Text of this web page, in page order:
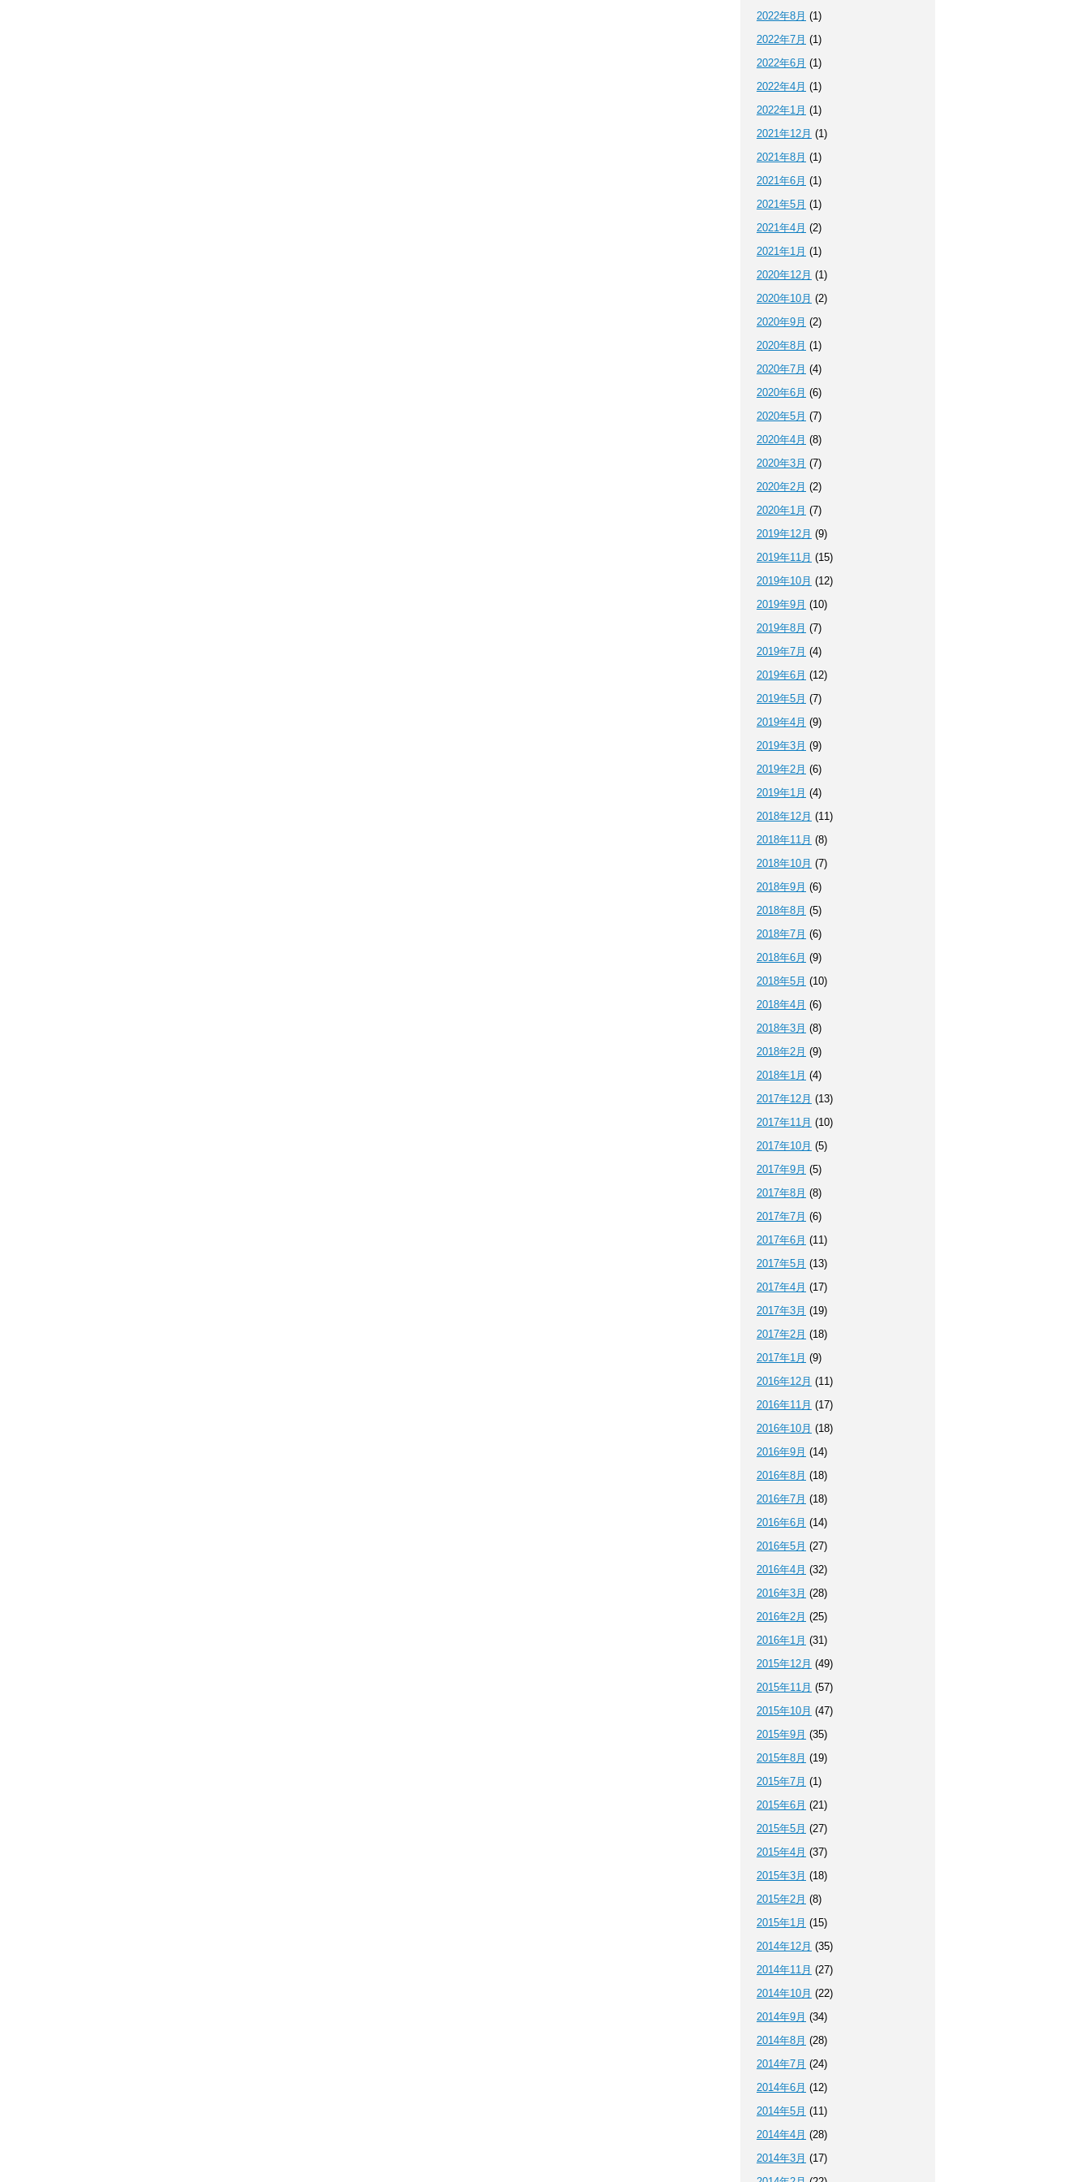
2022年8月 (1)
2022年7月 (1)
2022年6月 (1)
2022年4月 (1)
2022年1月 (1)
2021年12月 (1)
2021年8月 (1)
2021年6月 (1)
2021年5月 (1)
2021年4月 (2)
2021年1月 (1)
2020年12月 (1)
2020年10月 (2)
2020年9月 (2)
2020年8月 (1)
2020年7月 (4)
2020年6月 (6)
2020年5月 (7)
2020年4月 (8)
2020年3月 (7)
2020年2月 (2)
2020年1月 (7)
2019年12月 (9)
2019年11月 (15)
2019年10月 (12)
2019年9月 (10)
2019年8月 (7)
2019年7月 (4)
2019年6月 (12)
2019年5月 (7)
2019年4月 (9)
2019年3月 (9)
2019年2月 (6)
2019年1月 (4)
2018年12月 (11)
2018年11月 (8)
2018年10月 (7)
2018年9月 (6)
2018年8月 (5)
2018年7月 (6)
2018年6月 (9)
2018年5月 (10)
2018年4月 (6)
2018年3月 (8)
2018年2月 (9)
2018年1月 (4)
2017年12月 (13)
2017年11月 (10)
2017年10月 (5)
2017年9月 (5)
2017年8月 (8)
2017年7月 (6)
2017年6月 (11)
2017年5月 (13)
2017年4月 (17)
2017年3月 (19)
2017年2月 (18)
2017年1月 (9)
2016年12月 (11)
2016年11月 (17)
2016年10月 (18)
2016年9月 (14)
2016年8月 (18)
2016年7月 (18)
2016年6月 (14)
2016年5月 (27)
2016年4月 (32)
2016年3月 (28)
2016年2月 (25)
2016年1月 (31)
2015年12月 (49)
2015年11月 (57)
2015年10月 (47)
2015年9月 (35)
2015年8月 (19)
2015年7月 (1)
2015年6月 (21)
2015年5月 (27)
2015年4月 (37)
2015年3月 (18)
2015年2月 (8)
2015年1月 (15)
2014年12月 (35)
2014年11月 (27)
2014年10月 (22)
2014年9月 (34)
2014年8月 (28)
2014年7月 (24)
2014年6月 (12)
2014年5月 (11)
2014年4月 (28)
2014年3月 (17)